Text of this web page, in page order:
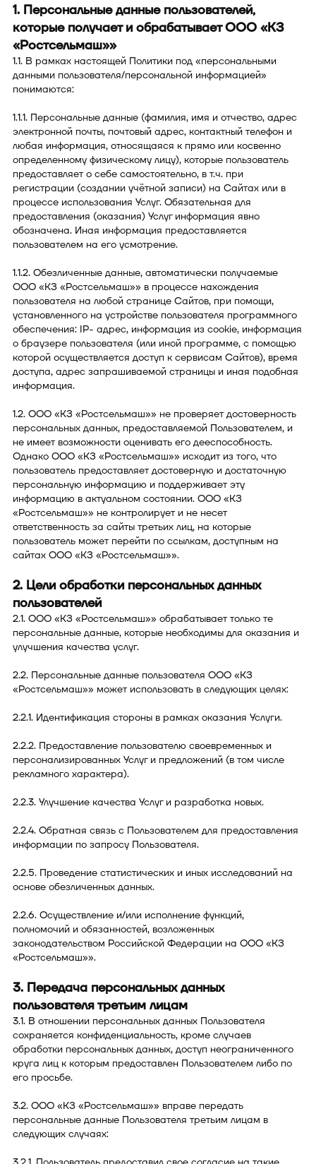
1. Персональные данные пользователей,
которые получает и обрабатывает ООО «КЗ
«Ростсельмаш»»
1.1. В рамках настоящей Политики под «персональными
данными пользователя/персональной информацией»
понимаются:
1.1.1. Персональные данные (фамилия, имя и отчество, адрес
электронной почты, почтовый адрес, контактный телефон и
любая информация, относящаяся к прямо или косвенно
определенному физическому лицу), которые пользователь
предоставляет о себе самостоятельно, в т.ч. при
регистрации (создании учётной записи) на Сайтах или в
процессе использования Услуг. Обязательная для
предоставления (оказания) Услуг информация явно
обозначена. Иная информация предоставляется
пользователем на его усмотрение.
1.1.2. Обезличенные данные, автоматически получаемые
ООО «КЗ «Ростсельмаш»» в процессе нахождения
пользователя на любой странице Сайтов, при помощи,
установленного на устройстве пользователя программного
обеспечения: IP- адрес, информация из cookie, информация
о браузере пользователя (или иной программе, с помощью
которой осуществляется доступ к сервисам Сайтов), время
доступа, адрес запрашиваемой страницы и иная подобная
информация.
1.2. ООО «КЗ «Ростсельмаш»» не проверяет достоверность
персональных данных, предоставляемой Пользователем, и
не имеет возможности оценивать его дееспособность.
Однако ООО «КЗ «Ростсельмаш»» исходит из того, что
пользователь предоставляет достоверную и достаточную
персональную информацию и поддерживает эту
информацию в актуальном состоянии. ООО «КЗ
«Ростсельмаш»» не контролирует и не несет
ответственность за сайты третьих лиц, на которые
пользователь может перейти по ссылкам, доступным на
сайтах ООО «КЗ «Ростсельмаш»».
2. Цели обработки персональных данных
пользователей
2.1. ООО «КЗ «Ростсельмаш»» обрабатывает только те
персональные данные, которые необходимы для оказания и
улучшения качества услуг.
2.2. Персональные данные пользователя ООО «КЗ
«Ростсельмаш»» может использовать в следующих целях:
2.2.1. Идентификация стороны в рамках оказания Услуги.
2.2.2. Предоставление пользователю своевременных и
персонализированных Услуг и предложений (в том числе
рекламного характера).
2.2.3. Улучшение качества Услуг и разработка новых.
2.2.4. Обратная связь с Пользователем для предоставления
информации по запросу Пользователя.
2.2.5. Проведение статистических и иных исследований на
основе обезличенных данных.
2.2.6. Осуществление и/или исполнение функций,
полномочий и обязанностей, возложенных
законодательством Российской Федерации на ООО «КЗ
«Ростсельмаш»».
3. Передача персональных данных
пользователя третьим лицам
3.1. В отношении персональных данных Пользователя
сохраняется конфиденциальность, кроме случаев
обработки персональных данных, доступ неограниченного
круга лиц к которым предоставлен Пользователем либо по
его просьбе.
3.2. ООО «КЗ «Ростсельмаш»» вправе передать
персональные данные Пользователя третьим лицам в
следующих случаях: